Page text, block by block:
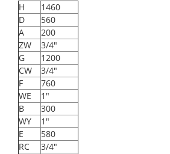
H
1460
D
560
A
200
ZW
3/4"
G
1200
CW
3/4"
F
760
WE
1"
B
300
WY
1"
E
580
RC
3/4"